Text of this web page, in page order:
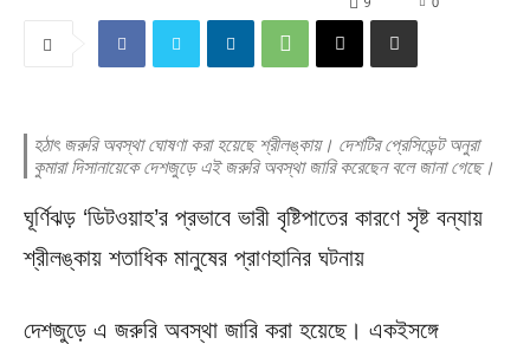
হঠাৎ জরুরি অবস্থা ঘোষণা করা হয়েছে শ্রীলঙ্কায়। দেশটির প্রেসিডেন্ট অনুরা
কুমারা দিসানায়েকে দেশজুড়ে এই জরুরি অবস্থা জারি করেছেন বলে জানা গেছে।
ঘূর্ণিঝড় ‘ডিটওয়াহ’র প্রভাবে ভারী বৃষ্টিপাতের কারণে সৃষ্ট বন্যায়
শ্রীলঙ্কায় শতাধিক মানুষের প্রাণহানির ঘটনায়
দেশজুড়ে এ জরুরি অবস্থা জারি করা হয়েছে। একইসঙ্গে